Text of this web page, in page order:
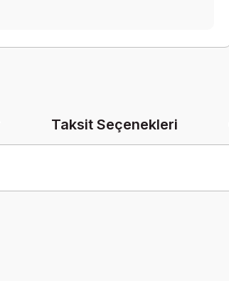
Taksit Seçenekleri